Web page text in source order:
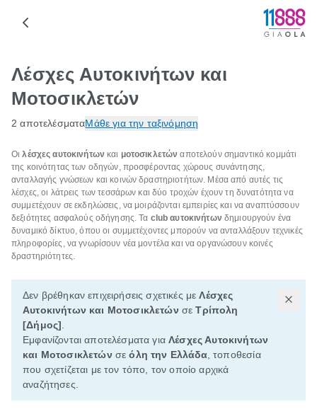
Λέσχες Αυτοκινήτων και
Μοτοσικλετών
2 αποτελέσματαΜάθε για την ταξινόμηση
Οιλέσχες αυτοκινήτων και μοτοσικλετών αποτελούν σημαντικό κομμάτι
της κοινότητας των οδηγών, προσφέροντας χώρους συνάντησης,
ανταλλαγής γνώσεων και κοινών δραστηριοτήτων. Μέσα από αυτές τις
λέσχες, οι λάτρεις των τεσσάρων και δύο τροχών έχουν τη δυνατότητα να
συμμετέχουν σε εκδηλώσεις, να μοιράζονται εμπειρίες και να αναπτύσσουν
δεξιότητες ασφαλούς οδήγησης. Τα club αυτοκινήτων δημιουργούν ένα
δυναμικό δίκτυο, όπου οι συμμετέχοντες μπορούν να ανταλλάξουν τεχνικές
πληροφορίες, να γνωρίσουν νέα μοντέλα και να οργανώσουν κοινές
δραστηριότητες.
Δεν βρέθηκαν επιχειρήσεις σχετικές μεΛέσχες
Αυτοκινήτων και Μοτοσικλετών σεΤρίπολη
[Δήμος]
Εμφανίζονται αποτελέσματα γιαΛέσχες Αυτοκινήτων
και Μοτοσικλετών σεόλη την Ελλάδα, τοποθεσία
που σχετίζεται με τον τόπο, τον οποίο αρχικά
αναζήτησες.